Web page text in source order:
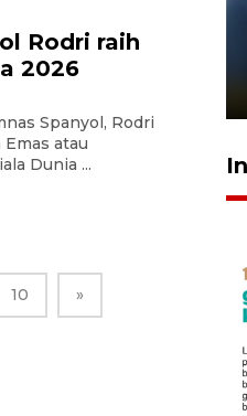
Rodri raih
2026
Spanyol, Rodri
atau
Dunia ...
10 »
Farm setia